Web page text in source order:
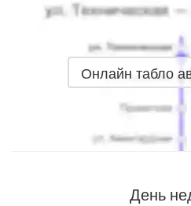
Онлайн табло
День